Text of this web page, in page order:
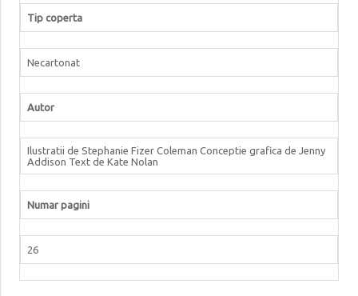
Tip coperta
Necartonat
Autor
Ilustratii de Stephanie Fizer Coleman Conceptie grafica de Jenny
Addison Text de Kate Nolan
Numar pagini
26